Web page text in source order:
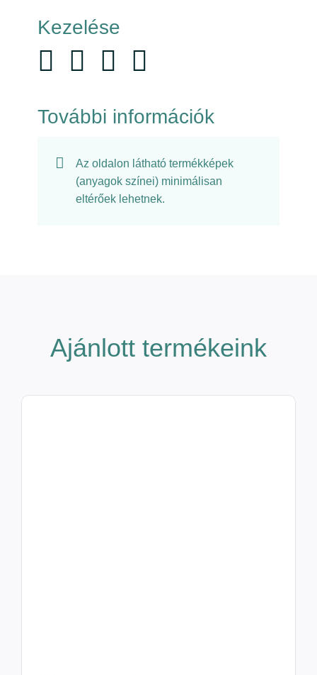
Kezelése
További információk
Az oldalon látható termékképek
(anyagok színei) minimálisan
eltérőek lehetnek.
Ajánlott termékeink